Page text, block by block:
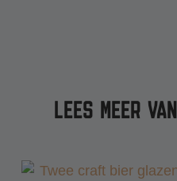
LEES MEER